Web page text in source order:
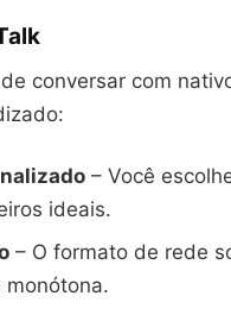
conversar com
– Você
ideais.
– O formato de rede
monótona.